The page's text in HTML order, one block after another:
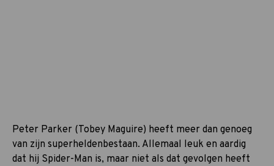
Peter Parker (Tobey Maguire) heeft meer dan genoeg
van zijn superheldenbestaan. Allemaal leuk en aardig
dat hij Spider-Man is, maar niet als dat gevolgen heeft